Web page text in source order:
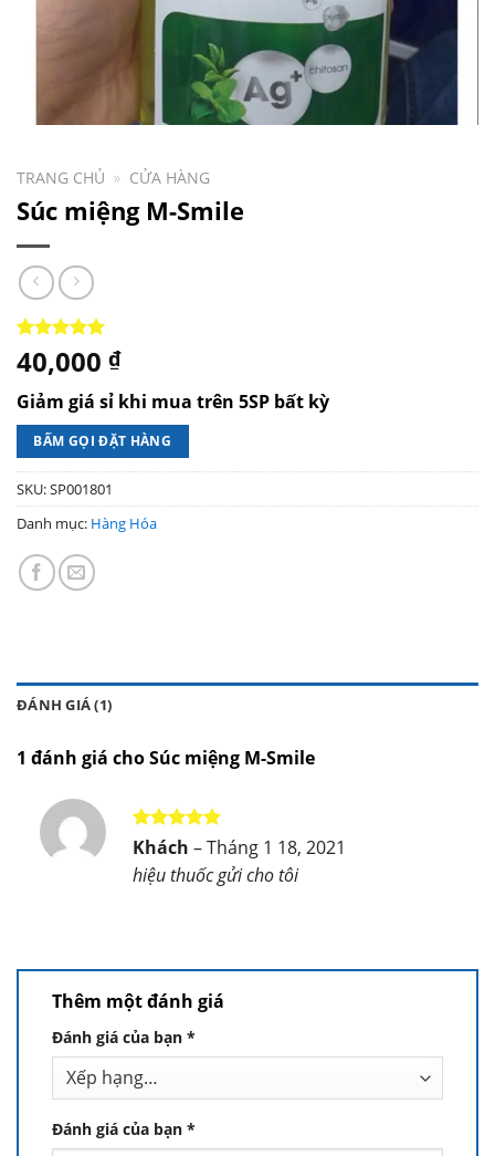
TRANG CHỦ » CỬA HÀNG
Súc miệng M-Smile
5.00 trên 5
dựa trên
1
đánh giá
40,000 ₫
Giảm giá sỉ khi mua trên 5SP bất kỳ
BẤM GỌI ĐẶT HÀNG
SKU:SP001801
Danh mục: Hàng Hóa
ĐÁNH GIÁ (1)
1 đánh giá choSúc miệng M-Smile
Được xếp
sao
Khách –Tháng 1 18, 2021
hiệu thuốc gửi cho tôi
Thêm một đánh giá
Đánh giá của bạn *
Đánh giá của bạn *